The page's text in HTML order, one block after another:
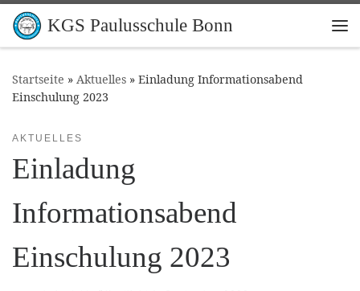
Zum Inhalt springen
KGS Paulusschule Bonn
Startseite » Aktuelles » Einladung Informationsabend
Einschulung 2023
AKTUELLES
Einladung
Informationsabend
Einschulung 2023